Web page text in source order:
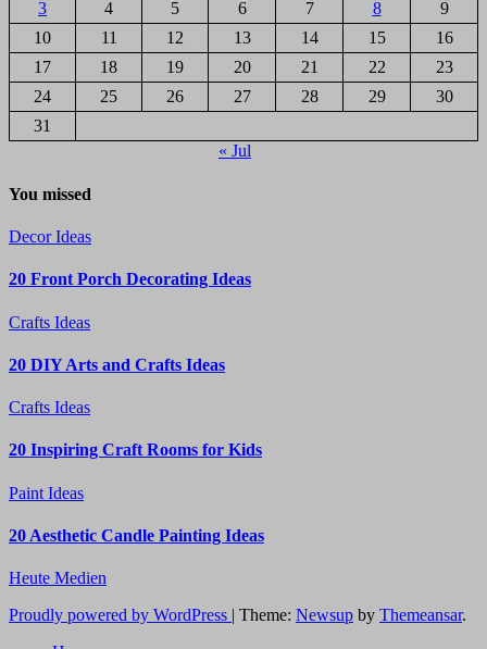
3
4 5 6 7 8
9
10
11 12 13 14 15
16
17
18 19 20 21 22
23
24
25 26 27 28 29
30
31
« Jul
You missed
Decor Ideas
20 Front Porch Decorating Ideas
Crafts Ideas
20 DIY Arts and Crafts Ideas
Crafts Ideas
20 Inspiring Craft Rooms for Kids
Paint Ideas
20 Aesthetic Candle Painting Ideas
Heute Medien
Proudly powered by WordPress | Theme: Newsup by Themeansar.